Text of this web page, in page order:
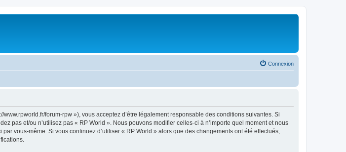
Connexion
forum-rpw »), vous acceptez d’être légalement responsable des conditions suivantes. Si
pas et/ou n’utilisez pas « RP World ». Nous pouvons modifier celles-ci à n’importe quel moment et nous
vous-même. Si vous continuez d’utiliser « RP World » alors que des changements ont été effectués,